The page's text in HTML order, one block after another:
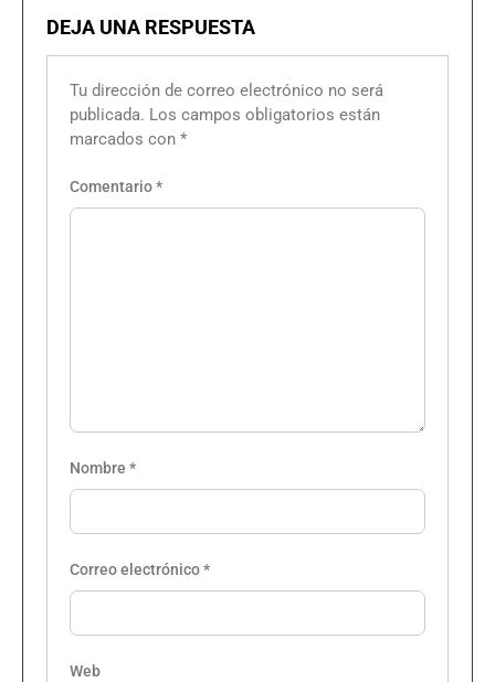
DEJA UNA RESPUESTA
Tu dirección de correo electrónico no será
publicada. Los campos obligatorios están
marcados con *
Comentario*
Nombre *
Correo electrónico*
Web